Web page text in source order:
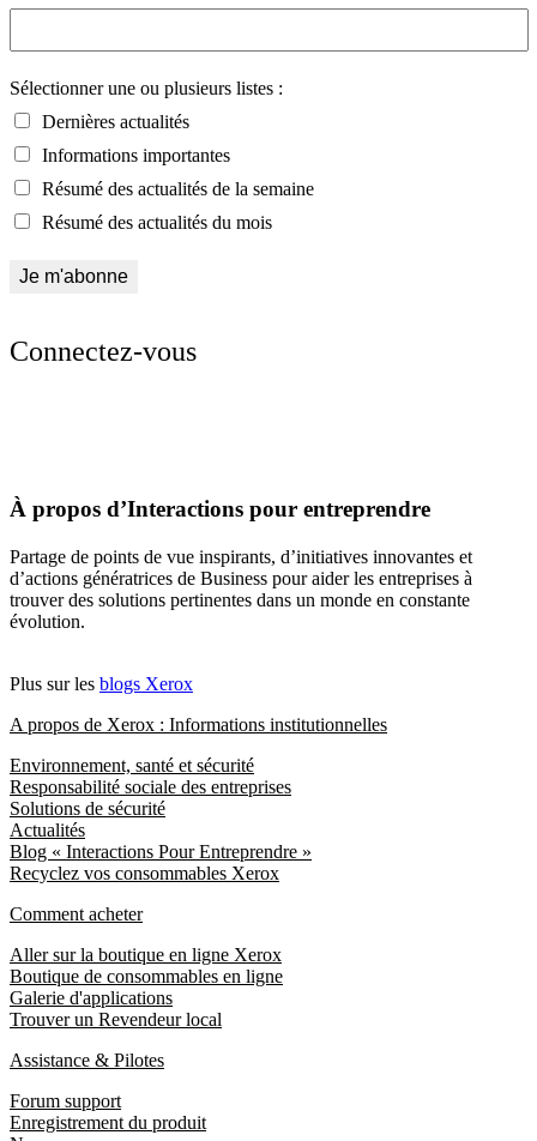
Sélectionner une ou plusieurs listes :
Dernières actualités
Informations importantes
Résumé des actualités de la semaine
Résumé des actualités du mois
Connectez-vous
À propos d’Interactions pour entreprendre
Partage de points de vue inspirants, d’initiatives innovantes et
d’actions génératrices de Business pour aider les entreprises à
trouver des solutions pertinentes dans un monde en constante
évolution.
Plus sur les blogs Xerox
A propos de Xerox : Informations institutionnelles
Environnement, santé et sécurité
Responsabilité sociale des entreprises
Solutions de sécurité
Actualités
Blog « Interactions Pour Entreprendre »
Recyclez vos consommables Xerox
Comment acheter
Aller sur la boutique en ligne Xerox
Boutique de consommables en ligne
Galerie d'applications
Trouver un Revendeur local
Assistance & Pilotes
Forum support
Enregistrement du produit